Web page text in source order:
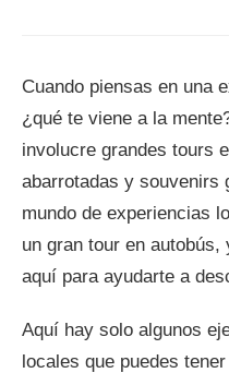
Cuando piensas en una
¿qué te viene a la
involucre grandes tours
abarrotadas y souvenirs
mundo de experiencias
un gran tour en
aquí para ayudarte a
Aquí hay solo algunos
locales que puedes